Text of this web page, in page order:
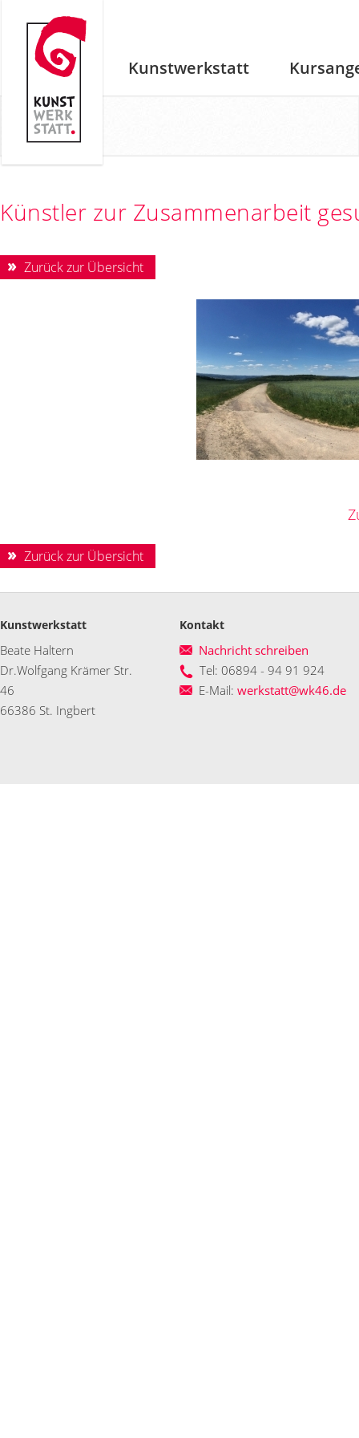
Kunstwerkstatt
Künstler zur Zusammenarbeit
Zurück zur Übersicht
Zurück zur Übersicht
Kunstwerkstatt
Beate Haltern
Dr.Wolfgang Krämer Str.
46
66386 St. Ingbert
Kontakt
Nachricht schreiben
Tel: 06894 - 94 91 924
E-Mail: werkstatt@wk46.de